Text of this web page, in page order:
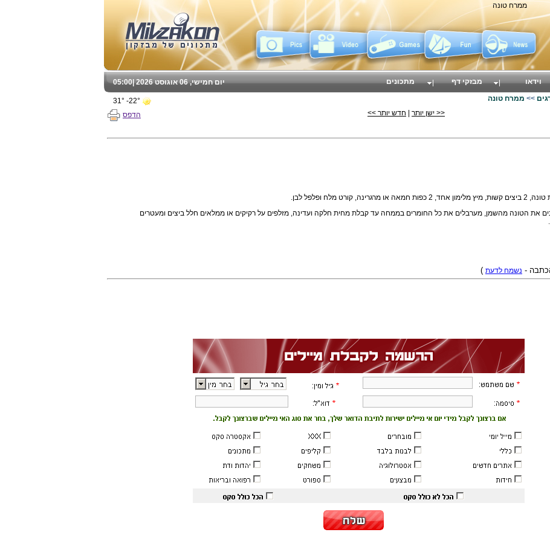
ממרח טונה
<< ישן יותר חדש יותר >> הדפס
את הטונה מהשמן, מערבלים את כל החומרים בממחה עד קבלת מחית חלקה ועדינה, מזלפים על רקיקים או ממלאים חלל ביצים ומעטרים
- נשמח לדעת
05:00 יום חמישי, 06 אוגוסט 2026 | וידאו מבזקי דף מתכונים
22°- 31° >> ממרח טונה